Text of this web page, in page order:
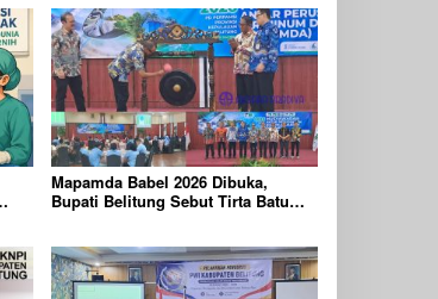
Mapamda Babel 2026 Dibuka,
Bupati Belitung Sebut Tirta Batu